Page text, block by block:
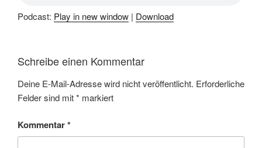
Podcast: Play in new window | Download
Schreibe einen Kommentar
Deine E-Mail-Adresse wird nicht veröffentlicht. Erforderliche
Felder sind mit* markiert
Kommentar*